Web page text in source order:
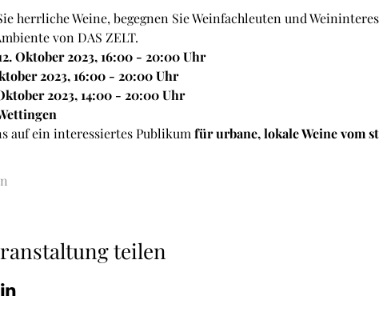
herrliche Weine, begegnen Sie Weinfachleuten und
von DAS ZELT.
Oktober 2023, 16:00 - 20:00 Uhr
2023, 16:00 - 20:00 Uhr
2023, 14:00 - 20:00 Uhr
auf ein interessiertes Publikum für urbane, lokale Weine vom
teilen